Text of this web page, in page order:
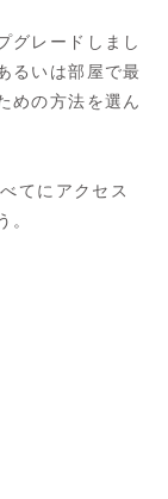
グレードしまし
るいは部屋で最
めの方法を選ん
てにアクセス
。